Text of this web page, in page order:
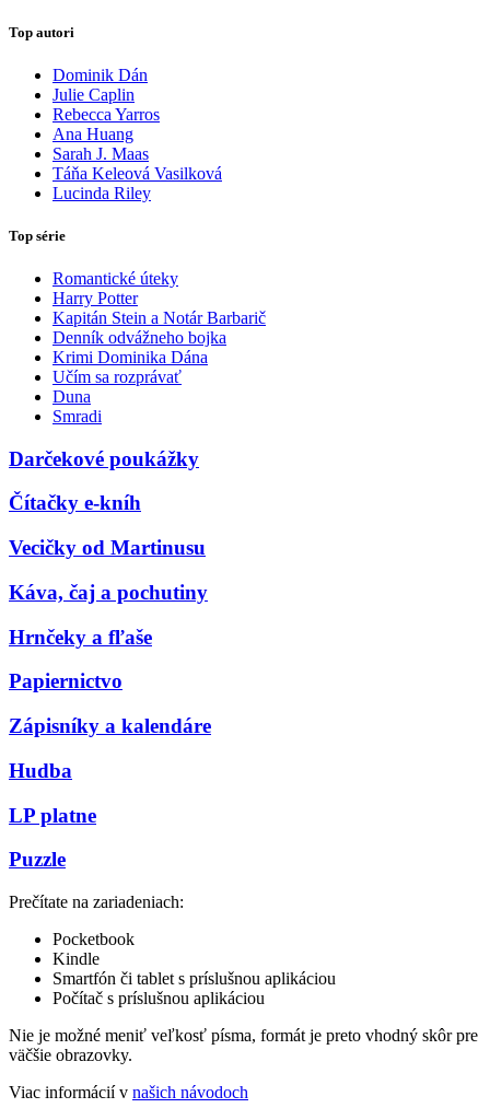
Top autori
Dominik Dán
Julie Caplin
Rebecca Yarros
Ana Huang
Sarah J. Maas
Táňa Keleová Vasilková
Lucinda Riley
Top série
Romantické úteky
Harry Potter
Kapitán Stein a Notár Barbarič
Denník odvážneho bojka
Krimi Dominika Dána
Učím sa rozprávať
Duna
Smradi
Darčekové poukážky
Čítačky e-kníh
Vecičky od Martinusu
Káva, čaj a pochutiny
Hrnčeky a fľaše
Papiernictvo
Zápisníky a kalendáre
Hudba
LP platne
Puzzle
Prečítate na zariadeniach:
Pocketbook
Kindle
Smartfón či tablet s príslušnou aplikáciou
Počítač s príslušnou aplikáciou
Nie je možné meniť veľkosť písma, formát je preto vhodný skôr pre
väčšie obrazovky.
Viac informácií v našich návodoch